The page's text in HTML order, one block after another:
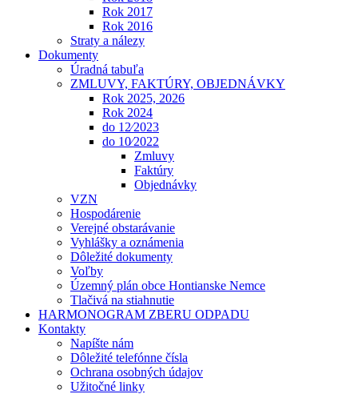
Rok 2017
Rok 2016
Straty a nálezy
Dokumenty
Úradná tabuľa
ZMLUVY, FAKTÚRY, OBJEDNÁVKY
Rok 2025, 2026
Rok 2024
do 12⁄2023
do 10⁄2022
Zmluvy
Faktúry
Objednávky
VZN
Hospodárenie
Verejné obstarávanie
Vyhlášky a oznámenia
Dôležité dokumenty
Voľby
Územný plán obce Hontianske Nemce
Tlačivá na stiahnutie
HARMONOGRAM ZBERU ODPADU
Kontakty
Napíšte nám
Dôležité telefónne čísla
Ochrana osobných údajov
Užitočné linky